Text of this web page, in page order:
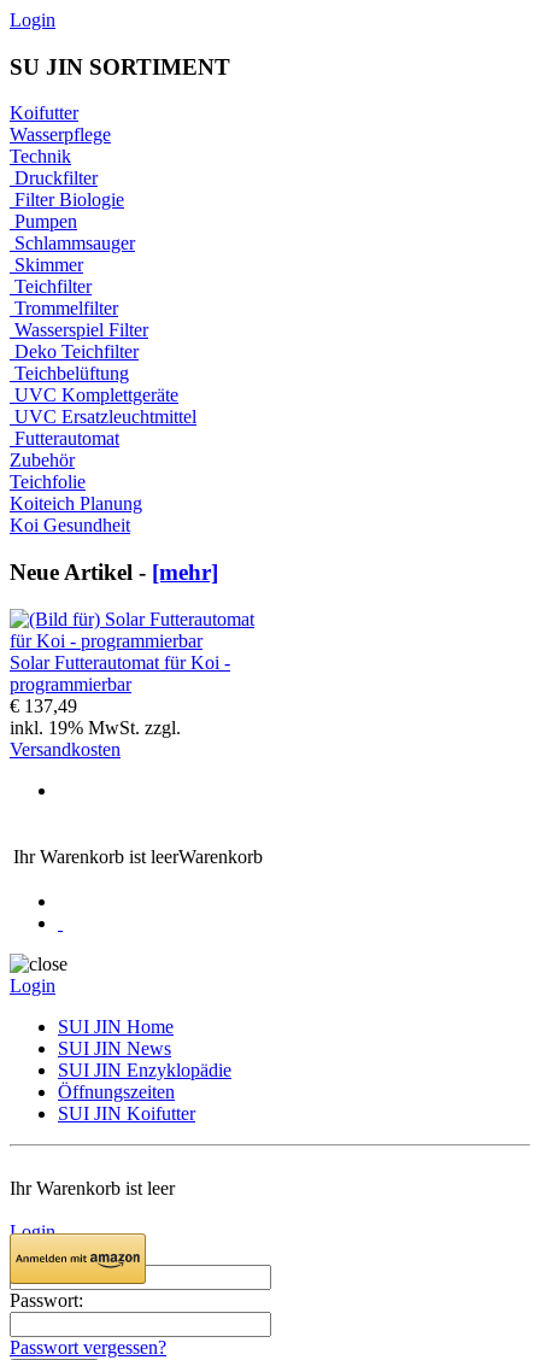
Login
SU JIN SORTIMENT
Koifutter
Wasserpflege
Technik
Druckfilter
Filter Biologie
Pumpen
Schlammsauger
Skimmer
Teichfilter
Trommelfilter
Wasserspiel Filter
Deko Teichfilter
Teichbelüftung
UVC Komplettgeräte
UVC Ersatzleuchtmittel
Futterautomat
Zubehör
Teichfolie
Koiteich Planung
Koi Gesundheit
Neue Artikel - [mehr]
Solar Futterautomat für Koi -
programmierbar
€ 137,49
inkl. 19% MwSt. zzgl.
Versandkosten
Ihr Warenkorb ist leerWarenkorb
Login
SUI JIN Home
SUI JIN News
SUI JIN Enzyklopädie
Öffnungszeiten
SUI JIN Koifutter
Ihr Warenkorb ist leer
Login
E-Mail:
Passwort:
Passwort vergessen?